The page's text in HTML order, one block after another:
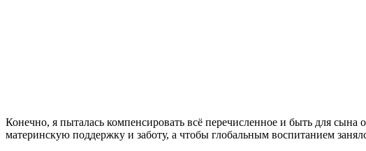
Конечно, я пыталась компенсировать всё перечисленное и быть для
материнскую поддержку и заботу, а чтобы глобальным воспитанием